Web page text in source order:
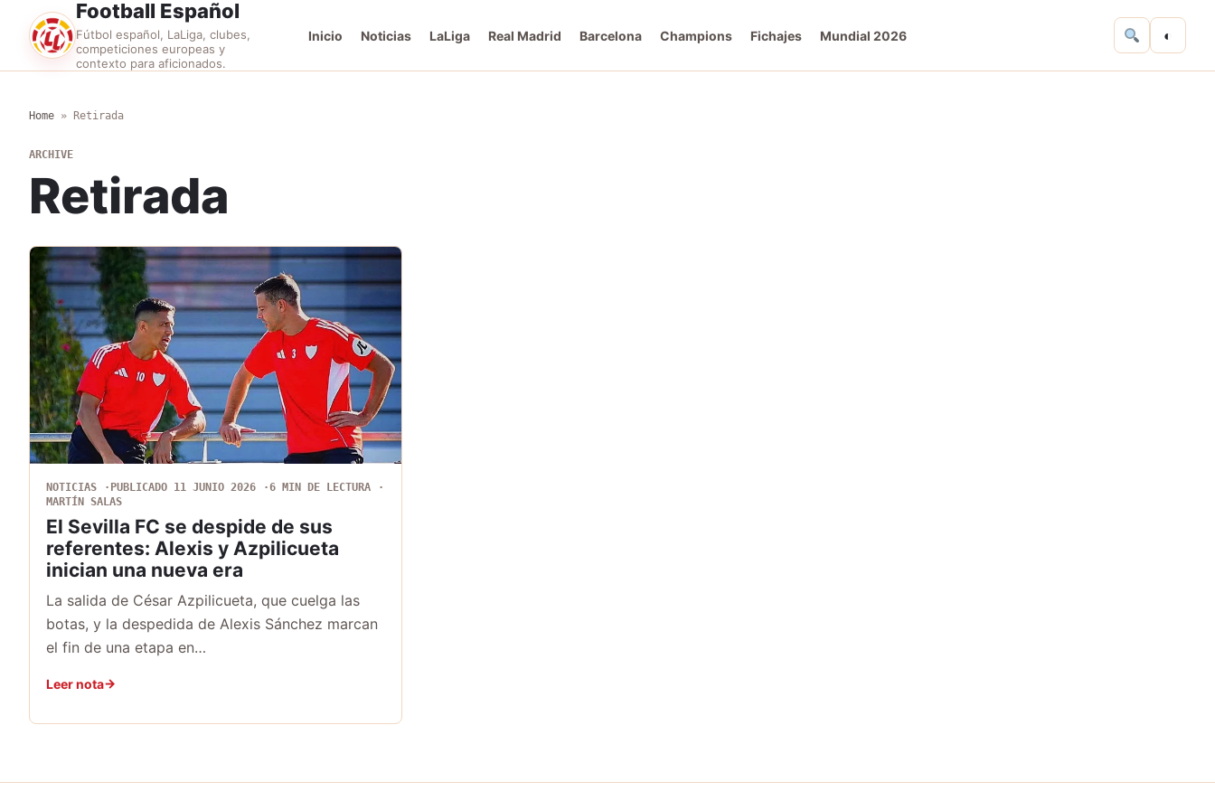
Football Español
Fútbol español, LaLiga, clubes,
competiciones europeas y
contexto para aficionados.
Inicio Noticias LaLiga Real Madrid Barcelona Champions Fichajes Mundial 2026 ◐
Home » Retirada
ARCHIVE
Retirada
NOTICIAS PUBLICADO 11 JUNIO 2026
6 MIN DE LECTURA
MARTÍN SALAS
El Sevilla FC se despide de sus
referentes: Alexis y Azpilicueta
inician una nueva era
La salida de César Azpilicueta, que cuelga las
botas, y la despedida de Alexis Sánchez marcan
el fin de una etapa en…
Leer nota